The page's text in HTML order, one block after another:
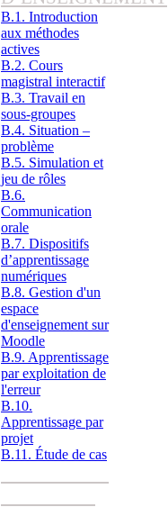
B.1. Introduction
aux méthodes
actives
B.2. Cours
magistral interactif
B.3. Travail en
sous-groupes
B.4. Situation –
problème
B.5. Simulation et
jeu de rôles
B.6.
Communication
orale
B.7. Dispositifs
d’apprentissage
numériques
B.8. Gestion d'un
espace
d'enseignement sur
Moodle
B.9. Apprentissage
par exploitation de
l'erreur
B.10.
Apprentissage par
projet
B.11. Étude de cas